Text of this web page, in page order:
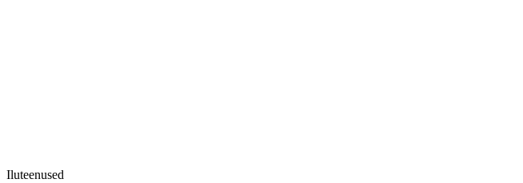
Iluteenused